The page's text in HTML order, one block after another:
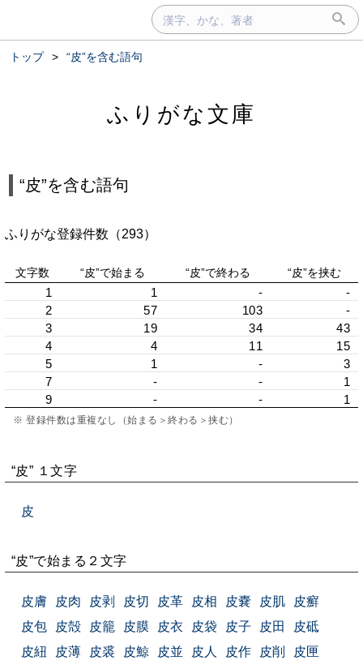
トップ > “皮”を含む語句
ふりがな文庫
“皮”を含む語句
ふりがな登録件数（293）
文字数 “皮”で始まる “皮”で終わる “皮”を挟む
1 1 -
-
2
57 103
-
3
19 34
43
4
4 11
15
5
1 -
3
7
- -
1
9
- - 1
※ 登録件数は重複なし（始まる＞終わる＞挟む）
“皮” １文字
皮
“皮”で始まる２文字
皮膚 皮肉 皮剥 皮切 皮革 皮相 皮嚢 皮肌
皮癬
皮包
皮殻 皮籠 皮膜 皮衣 皮袋 皮子 皮田
皮砥
皮紐
皮薄 皮裘 皮鯨 皮並 皮人 皮作 皮削
皮匣